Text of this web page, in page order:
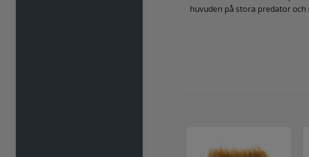
huvuden på stora predator